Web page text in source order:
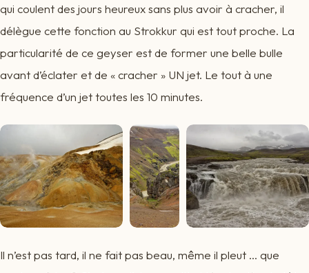
qui coulent des jours heureux sans plus avoir à cracher, il
délègue cette fonction au Strokkur qui est tout proche. La
particularité de ce geyser est de former une belle bulle
avant d’éclater et de « cracher » UN jet. Le tout à une
fréquence d’un jet toutes les 10 minutes.
Il n’est pas tard, il ne fait pas beau, même il pleut … que